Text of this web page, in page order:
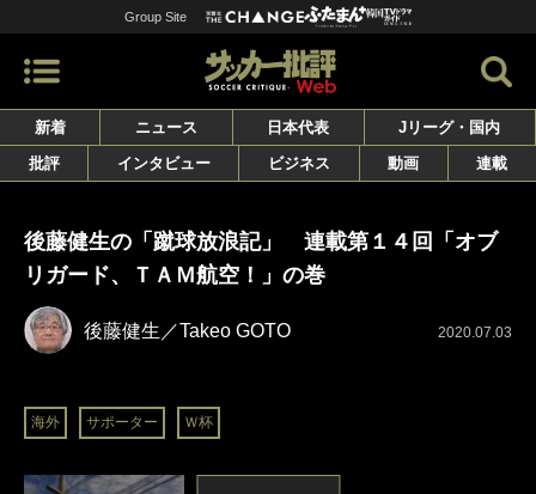
Group Site
新着 ニュース 日本代表
Jリーグ・国内
批評
インタビュー ビジネス 動画 連載
後藤健生の「蹴球放浪記」 連載第１４回「オブ
リガード、ＴＡＭ航空！」の巻
後藤健生／Takeo GOTO 2020.07.03
海外 サポーター Ｗ杯